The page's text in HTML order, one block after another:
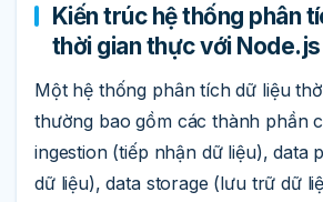
Kiến trúc hệ thống phân
thời gian thực với Node.js
Một hệ thống phân tích dữ liệu
thường bao gồm các thành phần
ingestion (tiếp nhận dữ liệu), data
dữ liệu), data storage (lưu trữ dữ